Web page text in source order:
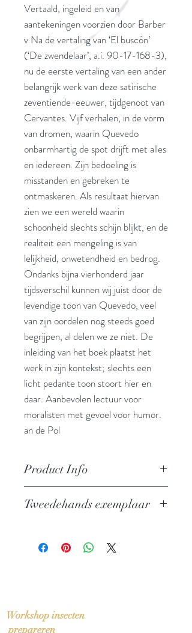
Vertaald, ingeleid en van
aantekeningen voorzien door Barber
v Na de vertaling van ‘El buscón’
(‘De zwendelaar’, a.i. 90-17-168-3),
nu de eerste vertaling van een ander
belangrijk werk van deze satirische
zeventiende-eeuwer, tijdgenoot van
Cervantes. Vijf verhalen, in de vorm
van dromen, waarin Quevedo
onbarmhartig de spot drijft met alles
en iedereen. Zijn bedoeling is
misstanden en gebreken te
ontmaskeren. Als resultaat hiervan
zien we een wereld waarin
schoonheid slechts schijn blijkt, en de
realiteit een mengeling is van
lelijkheid, onwetendheid en bedrog.
Ondanks bijna vierhonderd jaar
tijdsverschil kunnen wij juist door de
levendige toon van Quevedo, veel
van zijn oordelen nog steeds goed
begrijpen, al delen we ze niet. De
inleiding van het boek plaatst het
werk in zijn kontekst; slechts een
licht pedante toon stoort hier en
daar. Aanbevolen lectuur voor
moralisten met gevoel voor humor.
an de Pol
Product Info
Uitgever: Ambo / Baarn
Taal: Nederlands
Bindwijze: Linnen band met
stofomslag
Tweedehands exemplaar
Workshop insecten
prepareren